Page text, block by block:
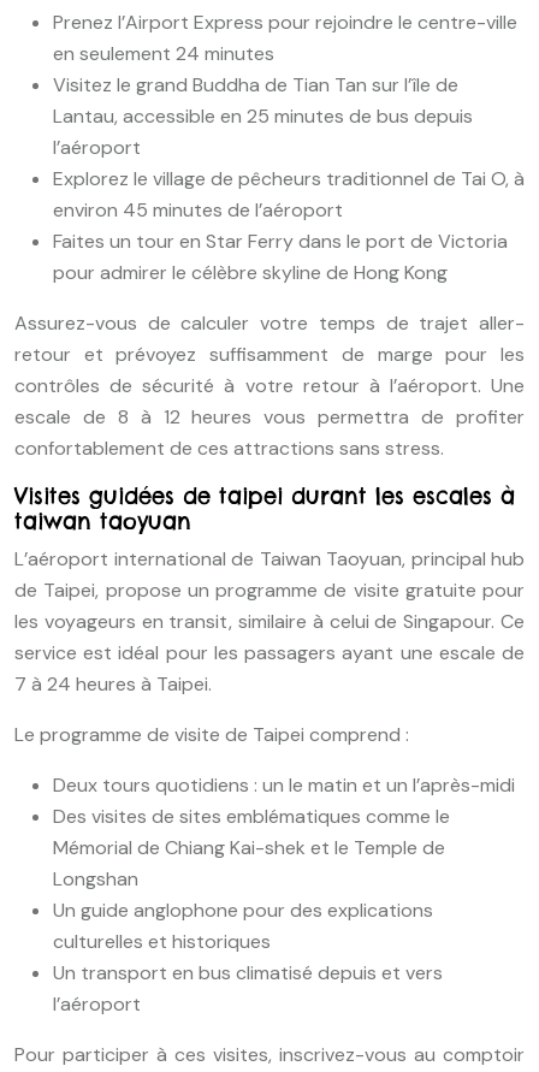
Prenez l’Airport Express pour rejoindre le centre-ville
en seulement 24 minutes
Visitez le grand Buddha de Tian Tan sur l’île de
Lantau, accessible en 25 minutes de bus depuis
l’aéroport
Explorez le village de pêcheurs traditionnel de Tai O, à
environ 45 minutes de l’aéroport
Faites un tour en Star Ferry dans le port de Victoria
pour admirer le célèbre skyline de Hong Kong
Assurez-vous de calculer votre temps de trajet aller-
retour et prévoyez suffisamment de marge pour les
contrôles de sécurité à votre retour à l’aéroport. Une
escale de 8 à 12 heures vous permettra de profiter
confortablement de ces attractions sans stress.
Visites guidées de taipei durant les escales à
taiwan taoyuan
L’aéroport international de Taiwan Taoyuan, principal hub
de Taipei, propose un programme de visite gratuite pour
les voyageurs en transit, similaire à celui de Singapour. Ce
service est idéal pour les passagers ayant une escale de
7 à 24 heures à Taipei.
Le programme de visite de Taipei comprend :
Deux tours quotidiens : un le matin et un l’après-midi
Des visites de sites emblématiques comme le
Mémorial de Chiang Kai-shek et le Temple de
Longshan
Un guide anglophone pour des explications
culturelles et historiques
Un transport en bus climatisé depuis et vers
l’aéroport
Pour participer à ces visites, inscrivez-vous au comptoir